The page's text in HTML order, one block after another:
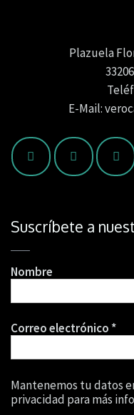
Plazuela
E-Mail:
Suscríbete a
Nombre
Correo electrónico *
Mantenemos tu datos
privacidad para más